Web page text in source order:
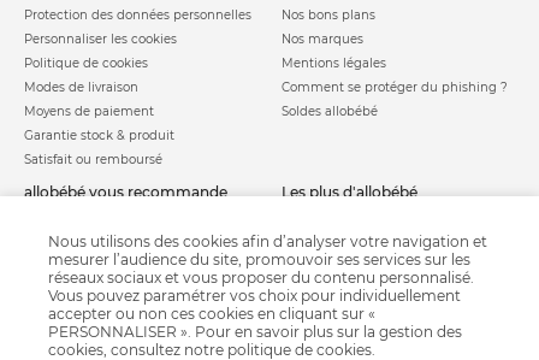
Protection des données personnelles
Personnaliser les cookies
Politique de cookies
Modes de livraison
Moyens de paiement
Garantie stock & produit
Satisfait ou remboursé
Nos bons plans
Nos marques
Mentions légales
Comment se protéger du phishing ?
Soldes allobébé
allobébé vous recommande
Nos labels
Nos licences
Besoin d'aide ?
FAQ
les plus d'allobébé
Infos conseils
Jeux concours
Valise de maternité
Parrainage
Paiement sécurisé
Nous utilisons des cookies afin d’analyser votre navigation et
mesurer l’audience du site, promouvoir ses services sur les
réseaux sociaux et vous proposer du contenu personnalisé.
Vous pouvez paramétrer vos choix pour individuellement
accepter ou non ces cookies en cliquant sur «
PERSONNALISER ». Pour en savoir plus sur la gestion des
cookies, consultez notre politique de cookies.